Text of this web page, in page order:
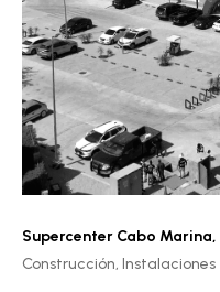
Supercenter Cabo Marina,
Construcción, Instalaciones